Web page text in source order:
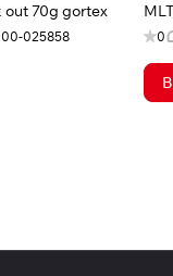
out 70g gortex
00-025858 0